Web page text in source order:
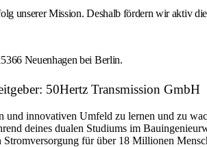
unserer Mission. Deshalb fördern wir aktiv
Neuenhagen bei Berlin.
50Hertz Transmission GmbH
innovativen Umfeld zu lernen und zu
deines dualen Studiums im
für über 18 Millionen